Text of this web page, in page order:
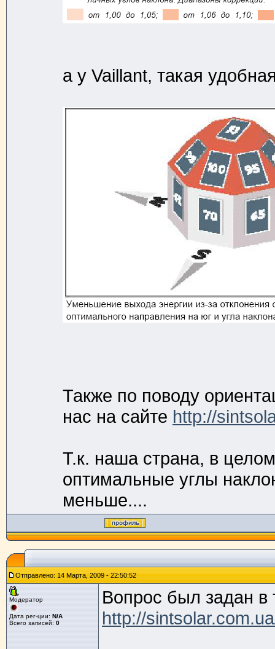
а у Vaillant, такая
Также по поводу
нас на сайте http://
Т.к. наша страна, в
оптимальные углы
меньше....
Отправлено: 14 Марта, 2009 - 22:50:52
Модератор
Дата рег-ции: N/A
Всего записей: 0
Вопрос был задан в
http://